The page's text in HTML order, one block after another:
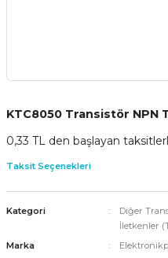
KTC8050 Transistör NPN
0,33 TL den başlayan
Taksit Seçenekleri
Kategori Diğer
İletkenler
Marka